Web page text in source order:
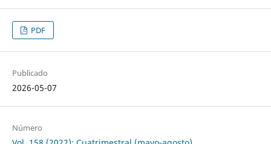
PDF
Publicado
2026-05-07
Número